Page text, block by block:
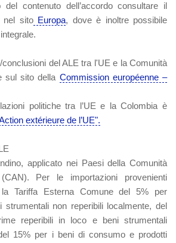
contenuto dell’accordo consultare il
nel sitoEuropa, dove è inoltre possibile
del ALE tra l'UE e la Comunità
sul sito della Commission européenne –
politiche tra l’UE e la Colombia è
extérieure de l’UE".
applicato nei Paesi della Comunità
Per le importazioni provenienti
la Tariffa Esterna Comune del 5% per
strumentali non reperibili localmente, del
reperibili in loco e beni strumentali
15% per i beni di consumo e prodotti